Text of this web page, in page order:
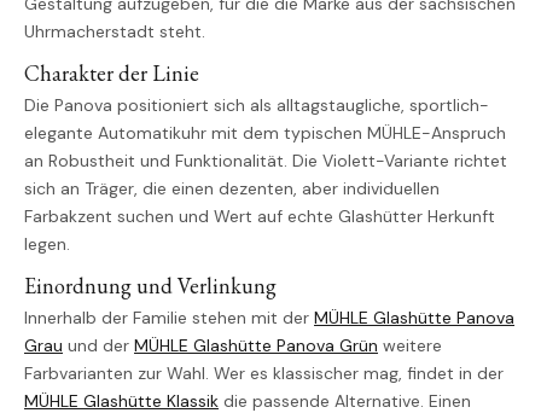
Uhrmacherstadt steht.
Charakter der Linie
Die Panova positioniert sich als alltagstaugliche, sportlich-
elegante Automatikuhr mit dem typischen MÜHLE-Anspruch
an Robustheit und Funktionalität. Die Violett-Variante richtet
sich an Träger, die einen dezenten, aber individuellen
Farbakzent suchen und Wert auf echte Glashütter Herkunft
legen.
Einordnung und Verlinkung
Innerhalb der Familie stehen mit der MÜHLE Glashütte Panova
Grau und der MÜHLE Glashütte Panova Grün weitere
Farbvarianten zur Wahl. Wer es klassischer mag, findet in der
MÜHLE Glashütte Klassik die passende Alternative. Einen